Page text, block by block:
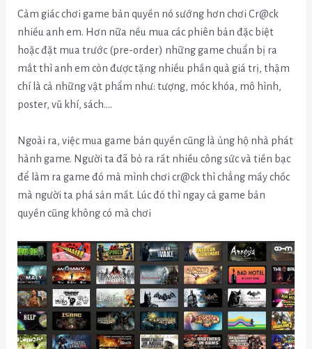
Cảm giác chơi game bản quyền nó sướng hơn chơi Cr@ck
nhiều anh em. Hơn nữa nếu mua các phiên bản đặc biệt
hoặc đặt mua trước (pre-order) những game chuẩn bị ra
mắt thì anh em còn được tặng nhiều phần quà giá trị, thậm
chí là cả những vật phẩm như: tượng, móc khóa, mô hình,
poster, vũ khí, sách….
Ngoài ra, việc mua game bản quyền cũng là ủng hộ nhà phát
hành game. Người ta đã bỏ ra rất nhiều công sức và tiền bạc
để làm ra game đó mà mình chơi cr@ck thì chẳng mấy chốc
mà người ta phá sản mất. Lúc đó thì ngay cả game bản
quyền cũng không có mà chơi